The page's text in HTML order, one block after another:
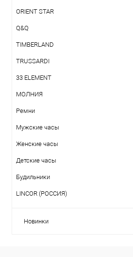
ORIENT STAR
Q&Q
TIMBERLAND
TRUSSARDI
33 ELEMENT
МОЛНИЯ
Ремни
Мужские часы
Женские часы
Детские часы
Будильники
LINCOR (РОССИЯ)
Новинки